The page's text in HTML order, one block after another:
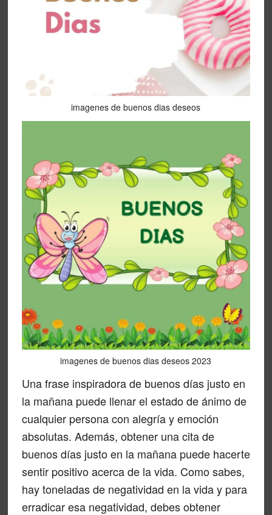
imagenes de buenos dias deseos
imagenes de buenos dias deseos 2023
Una frase inspiradora de buenos días justo en
la mañana puede llenar el estado de ánimo de
cualquier persona con alegría y emoción
absolutas. Además, obtener una cita de
buenos días justo en la mañana puede hacerte
sentir positivo acerca de la vida. Como sabes,
hay toneladas de negatividad en la vida y para
erradicar esa negatividad, debes obtener